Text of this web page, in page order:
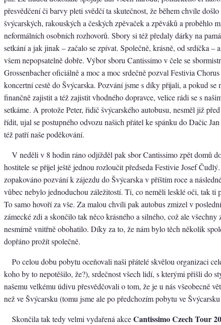
přesvědčení či barvy pleti svědčí ta skutečnost, že během chvíle
švýcarských, rakouských a českých zpěvaček a zpěváků a proběhlo
neformálních osobních rozhovorů. Sbory si též předaly dárky na
setkání a jak jinak – začalo se zpívat. Společně, krásně, od srdíčka –
všem nepopsatelně dobře. Výbor sboru Cantissimo v čele se
Grossenbacher oficiálně a moc a moc srdečně pozval Festivia
koncertní cestě do Švýcarska. Pozvání jsme s díky přijali, a pokud se
finančně zajistit a též zajistit vhodného dopravce, velice rádi se s
setkáme. A protože Peter, řidič švýcarského autobusu, nesměl již
řídit, ujal se postupného odvozu našich přátel ke spánku do Dačic
též patří naše poděkování.
V neděli v 8 hodin ráno odjížděl pak sbor Cantissimo zpět domů
hostitele se přijel ještě jednou rozloučit předseda Festivie Josef
zopakováno pozvání k zájezdu do Švýcarska v příštím roce a
vůbec nebylo jednoduchou záležitostí. Ti, co neměli lesklé oči, tak ti
To samo hovoří za vše. Za malou chvíli pak autobus zmizel v
zámecké zdi a skončilo tak něco krásného a silného, což ale všechny
nesmírně vnitřně obohatilo. Díky za to, že nám bylo těch několik
dopřáno prožít společně.
Po celou dobu pobytu oceňovali naši přátelé skvělou organizaci
koho by to nepotěšilo, že?), srdečnost všech lidí, s kterými přišli do
našemu velkému údivu přesvědčovali o tom, že je u nás všeobecně
než ve Švýcarsku (tomu jsme ale po předchozím pobytu ve
Skončila tak tedy velmi vydařená akceCantissimo Czech Tour